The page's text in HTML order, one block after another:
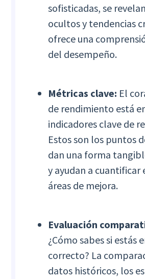
sofisticadas, se
ocultos y tendencias
ofrece una
del desempeño.
Métricas clave: El
de rendimiento está
indicadores clave de
Estos son los puntos
dan una forma
y ayudan a cuantificar
áreas de mejora.
Evaluación
¿Cómo sabes si estás
correcto? La
datos históricos, los